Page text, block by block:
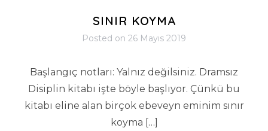
SINIR KOYMA
Posted on 26 Mayıs 2019
Başlangıç notları: Yalnız değilsiniz. Dramsız
Disiplin kitabı işte böyle başlıyor. Çünkü bu
kitabı eline alan birçok ebeveyn eminim sınır
koyma […]